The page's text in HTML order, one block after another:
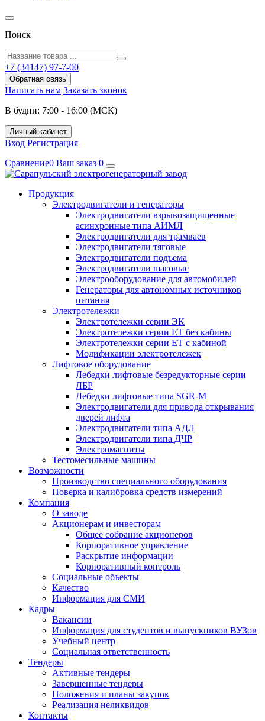
Поиск
+7 (34147) 97-7-00
Обратная связь
Написать нам Заказать звонок
В будни: 7:00 - 16:00 (МСК)
Личный кабинет
Вход Регистрация
Сравнение0 Ваш заказ 0
Продукция
Электродвигатели и генераторы
Электродвигатели взрывозащищенные
асинхронные типа АИМЛ
Электродвигатели для трамваев
Электродвигатели тяговые
Электродвигатели подъема
Электродвигатели шаговые
Электрооборудование для автомобилей
Генераторы для автономных источников
питания
Электротележки
Электротележки серии ЭК
Электротележки серии ЕТ без кабины
Электротележки серии ЕТ с кабиной
Модификации электротележек
Лифтовое оборудование
Лебедки лифтовые безредукторные серии
ЛБР
Лебедки лифтовые типа SGR-M
Электродвигатели для привода открывания
дверей лифта
Электродвигатели типа АДЛ
Электродвигатели типа ДЧР
Электромагниты
Тестомесильные машины
Возможности
Производство специального оборудования
Поверка и калибровка средств измерений
Компания
О заводе
Акционерам и инвесторам
Общее собрание акционеров
Корпоративное управление
Раскрытие информации
Корпоративный контроль
Социальные объекты
Качество
Информация для СМИ
Кадры
Вакансии
Информация для студентов и выпускников ВУЗов
Учебный центр
Социальная ответственность
Тендеры
Активные тендеры
Завершенные тендеры
Положения и планы закупок
Реализация неликвидов
Контакты